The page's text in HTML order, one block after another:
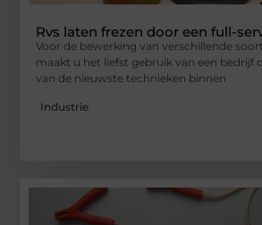
Rvs laten frezen door een full-
Voor de bewerking van verschillende
maakt u het liefst gebruik van een bedrijf
van de nieuwste technieken binnen
Industrie